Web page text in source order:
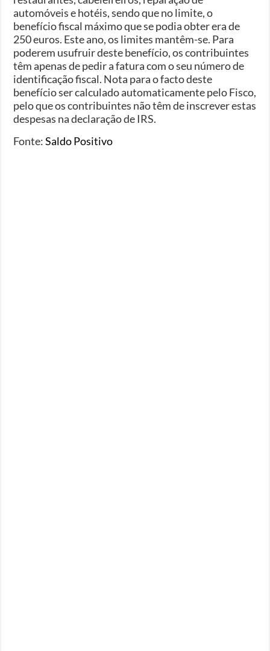
automóveis e hotéis, sendo que no limite, o
benefício fiscal máximo que se podia obter era de
250 euros. Este ano, os limites mantêm-se. Para
poderem usufruir deste benefício, os contribuintes
têm apenas de pedir a fatura com o seu número de
identificação fiscal. Nota para o facto deste
benefício ser calculado automaticamente pelo Fisco,
pelo que os contribuintes não têm de inscrever estas
despesas na declaração de IRS.
Fonte:Saldo Positivo